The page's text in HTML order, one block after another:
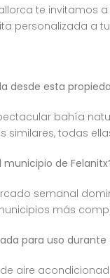
te
personalizada a
desde esta
bahía
similares, todas
de
semanal
más
para uso
aire